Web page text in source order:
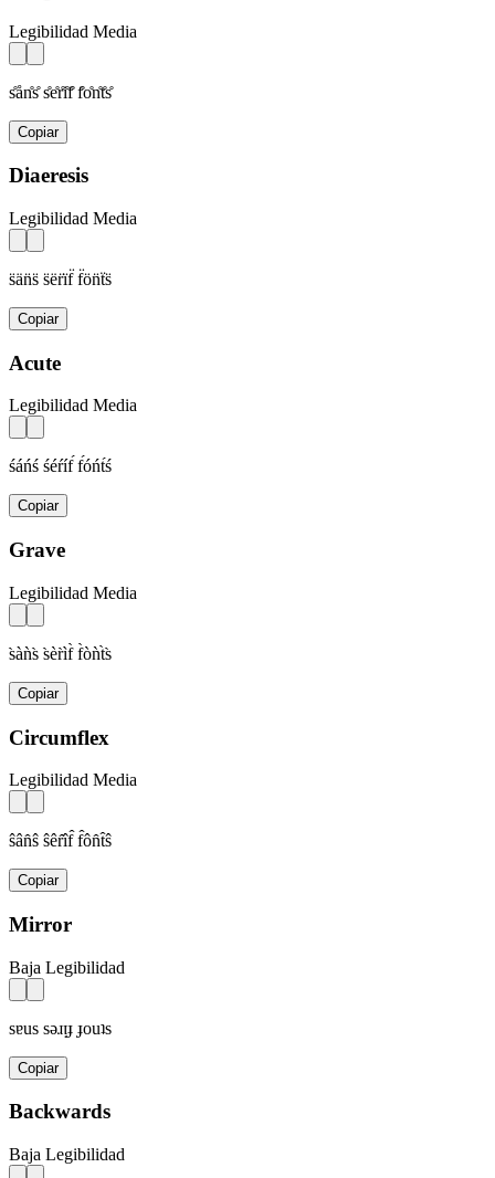
Legibilidad Media
s̊ån̊s̊ s̊e̊r̊i̊f̊ f̊o̊n̊t̊s̊
Copiar
Diaeresis
Legibilidad Media
s̈än̈s̈ s̈ër̈ïf̈ f̈ön̈ẗs̈
Copiar
Acute
Legibilidad Media
śáńś śéŕíf́ f́óńt́ś
Copiar
Grave
Legibilidad Media
s̀àǹs̀ s̀èr̀ìf̀ f̀òǹt̀s̀
Copiar
Circumflex
Legibilidad Media
ŝân̂ŝ ŝêr̂îf̂ f̂ôn̂t̂ŝ
Copiar
Mirror
Baja Legibilidad
sɐus sǝɹᴉɟ ɟouʇs
Copiar
Backwards
Baja Legibilidad